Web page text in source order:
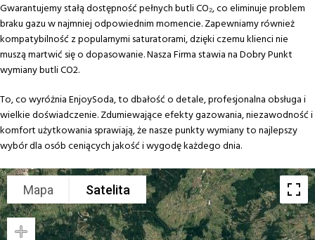
Gwarantujemy stałą dostępność pełnych butli CO₂, co eliminuje problem
braku gazu w najmniej odpowiednim momencie. Zapewniamy również
kompatybilność z popularnymi saturatorami, dzięki czemu klienci nie
muszą martwić się o dopasowanie. Nasza Firma stawia na Dobry Punkt
wymiany butli CO2.
To, co wyróżnia EnjoySoda, to dbałość o detale, profesjonalna obsługa i
wielkie doświadczenie. Zdumiewające efekty gazowania, niezawodność i
komfort użytkowania sprawiają, że nasze punkty wymiany to najlepszy
wybór dla osób ceniących jakość i wygodę każdego dnia.
Mapa Satelita